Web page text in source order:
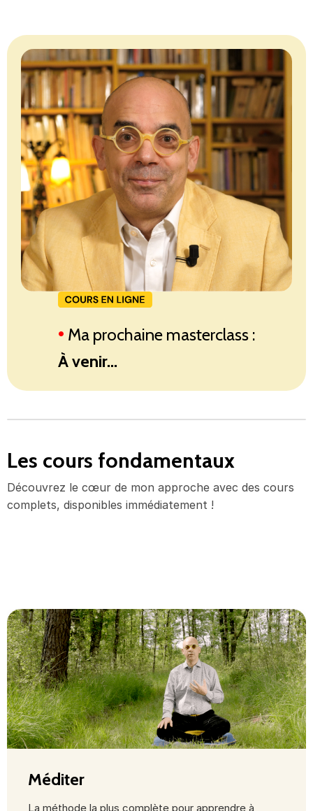
• Ma prochaine masterclass :
À venir...
Les cours fondamentaux
Découvrez le cœur de mon approche avec des cours
complets, disponibles immédiatement !
Méditer
La méthode la plus complète pour apprendre à